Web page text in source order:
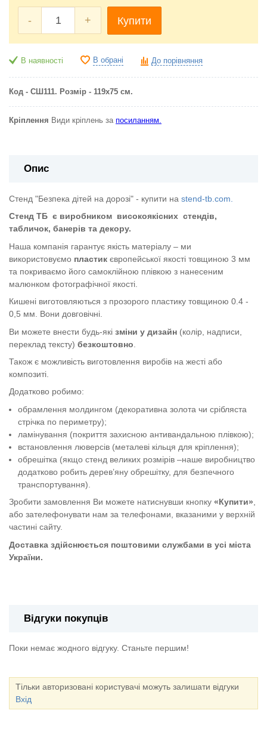
- + Купити
В наявності В обрані До порівняння
Код - СШ111. Розмір - 119х75 см.
Кріплення Види кріплень за посиланням.
Опис
Стенд "Безпека дітей на дорозі" - купити на stend-tb.com.
Стенд ТБ є виробником високоякісних стендів,
табличок, банерів та декору.
Наша компанія гарантує якість матеріалу – ми
використовуємо пластик європейської якості товщиною 3 мм
та покриваємо його самоклійною плівкою з нанесеним
малюнком фотографічної якості.
Кишені виготовляються з прозорого пластику товщиною 0.4 -
0,5 мм. Вони довговічні.
Ви можете внести будь-які зміни у дизайн (колір, надписи,
переклад тексту) безкоштовно
Також є можливість виготовлення виробів на жесті або
композиті.
Додатково робимо:
обрамлення молдингом (декоративна золота чи срібляста
стрічка по периметру);
ламінування (покриття захисною антивандальною плівкою);
встановлення люверсів (металеві кільця для кріплення);
обрешітка (якщо стенд великих розмірів –наше виробництво
додатково робить дерев’яну обрешітку, для безпечного
транспортування).
Зробити замовлення Ви можете натиснувши кнопку «Купити»
або зателефонувати нам за телефонами, вказаними у верхній
частині сайту.
Доставка здійснюється поштовими службами в усі міста
України.
Відгуки покупців
Поки немає жодного відгуку. Станьте першим!
Тільки авторизовані користувачі можуть залишати відгуки
Вхід